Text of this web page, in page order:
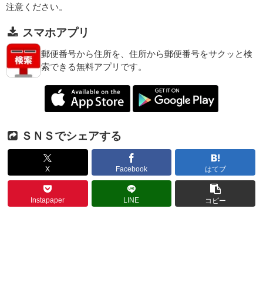
注意ください。
スマホアプリ
郵便番号から住所を、住所から郵便番号をサクッと検
索できる無料アプリです。
ＳＮＳでシェアする
X Facebook はてブ
Instapaper LINE コピー